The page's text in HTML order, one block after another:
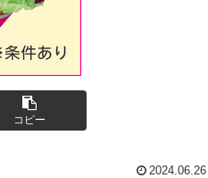
コピー
2024.06.26